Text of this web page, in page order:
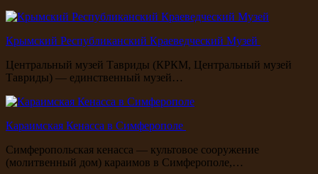
Крымский Республиканский Краеведческий Музей
Центральный музей Тавриды (КРКМ, Центральный музей
Тавриды) — единственный музей…
Караимская Кенасса в Симферополе
Симферопольская кенасса — культовое сооружение
(молитвенный дом) караимов в Симферополе,…